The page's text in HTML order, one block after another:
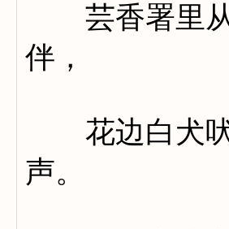
芸香署里从
伴，
花边白犬吠
声。